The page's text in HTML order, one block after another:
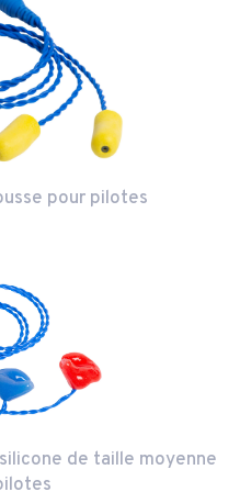
pour pilotes
de taille moyenne